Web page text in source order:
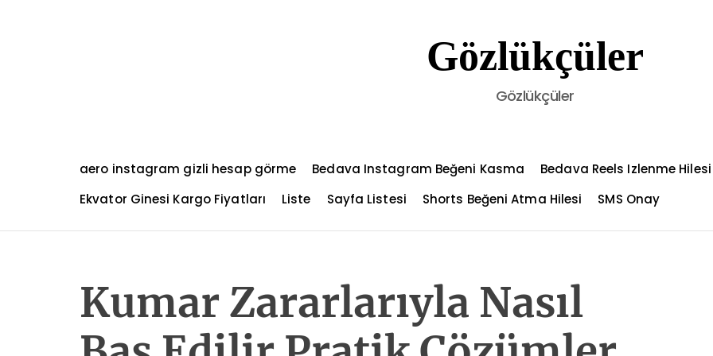
t
Gözlükçüler
Gözlükçüler
aero instagram gizli hesap görme Bedava Instagram Beğeni Kasma
Bedava Reels Izlenme Hilesi
Ekvator Ginesi Kargo Fiyatları
Liste Sayfa Listesi Shorts Beğeni Atma Hilesi SMS Onay
Kumar Zararlarıyla Nasıl